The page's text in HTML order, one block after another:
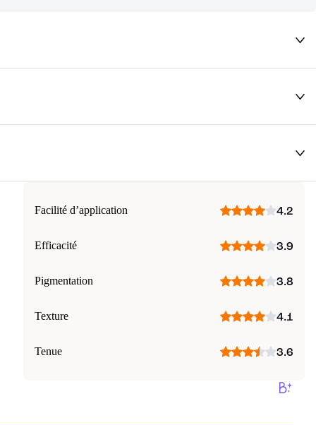
Facilité d’application 4.2
Efficacité 3.9
Pigmentation 3.8
Texture 4.1
Tenue 3.6